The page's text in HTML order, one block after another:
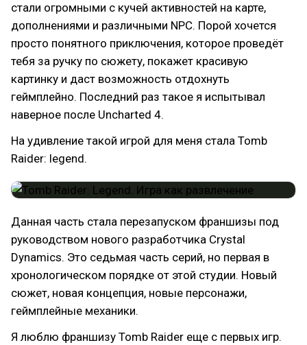
стали огромными с кучей активностей на карте,
дополнениями и различными NPC. Порой хочется
просто понятного приключения, которое проведёт
тебя за ручку по сюжету, покажет красивую
картинку и даст возможность отдохнуть
геймплейно. Последний раз такое я испытывал
наверное после Uncharted 4.
На удивление такой игрой для меня стала Tomb
Raider: legend.
Данная часть стала перезапуском франшизы под
руководством нового разработчика Crystal
Dynamics. Это седьмая часть серий, но первая в
хронологическом порядке от этой студии. Новый
сюжет, новая концепция, новые персонажи,
геймплейные механики.
Я люблю франшизу Tomb Raider еще с первых игр.